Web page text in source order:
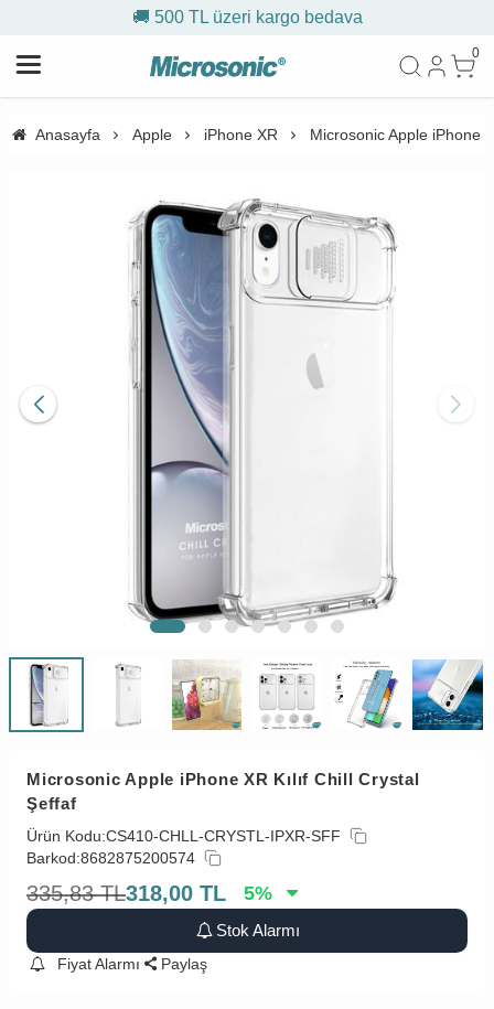
🚚 500 TL üzeri kargo bedava
0
Anasayfa Apple iPhone XR Microsonic Apple iPhone
Microsonic Apple iPhone XR Kılıf Chill Crystal
Şeffaf
Ürün Kodu:CS410-CHLL-CRYSTL-IPXR-SFF
Barkod:8682875200574
335,83 TL318,00 TL 5%
Stok Alarmı
Fiyat Alarmı Paylaş